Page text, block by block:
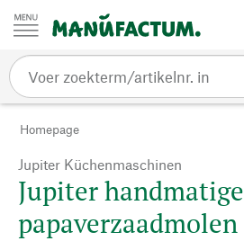
Passer au contenu
Homepage
Jupiter Küchenmaschinen
Jupiter handmatige
papaverzaadmolen